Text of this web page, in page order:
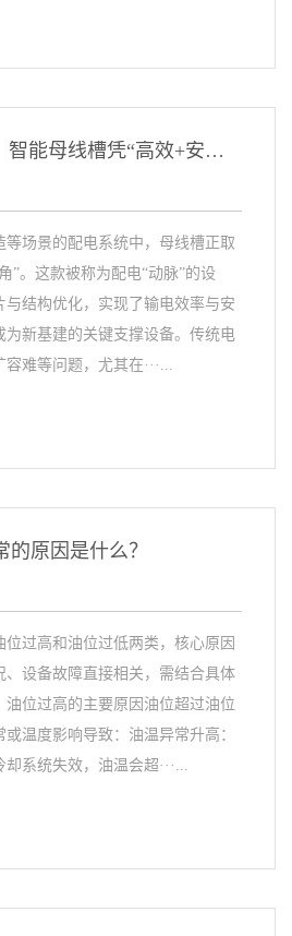
配电“动脉”焕新！智能母线槽凭“高效+安全”领跑数据中心
等场景的配电系统中，母线槽正取
”。这款被称为配电“动脉”的设
与结构优化，实现了输电效率与安
为新基建的关键支撑设备。传统电
难等问题，尤其在···...
原因是什么？
过高和油位过低两类，核心原因
、设备故障直接相关，需结合具体
油位过高的主要原因油位超过油位
温度影响导致：油温异常升高：
系统失效，油温会超···...